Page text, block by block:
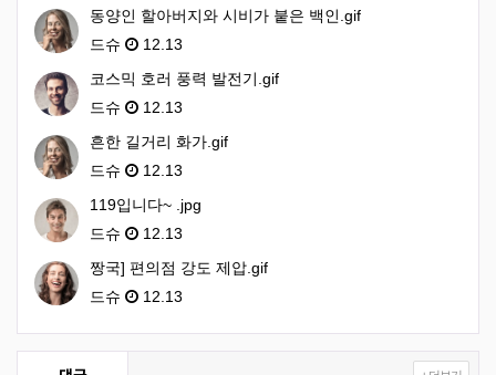
동양인 할아버지와 시비가 붙은 백인.gif
드슈
12.13
코스믹 호러 풍력 발전기.gif
드슈
12.13
흔한 길거리 화가.gif
드슈
12.13
119입니다~ .jpg
드슈
12.13
짱국] 편의점 강도 제압.gif
드슈
12.13